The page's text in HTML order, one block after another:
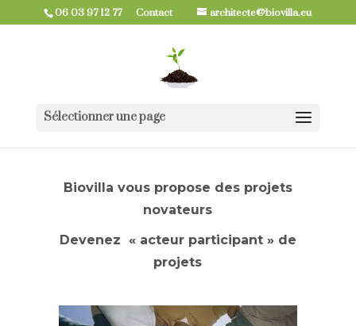
06 03 97 12 77 Contact architecte@biovilla.eu
Sélectionner une page
Biovilla vous propose des projets
novateurs
Devenez « acteur participant » de
projets